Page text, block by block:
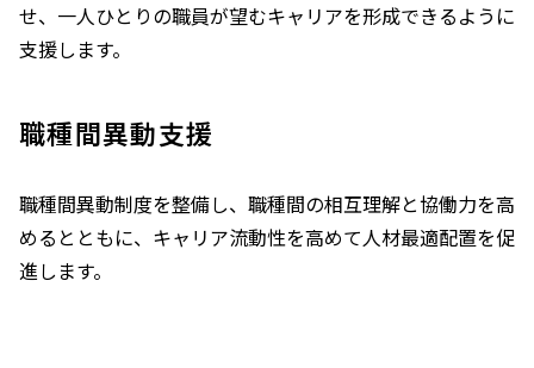
せ、一人ひとりの職員が望むキャリアを形成できるように
支援します。
職種間異動支援
職種間異動制度を整備し、職種間の相互理解と協働力を高
めるとともに、キャリア流動性を高めて人材最適配置を促
進します。